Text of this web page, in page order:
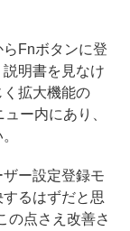
Fnボタンに登
明書を見なけ
拡大機能の
ー内にあり、
ー設定登録モ
るはずだと思
の点さえ改善さ